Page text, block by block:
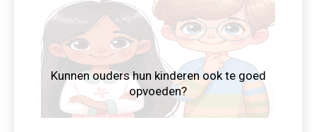
Kunnen ouders hun kinderen ook te goed
opvoeden?